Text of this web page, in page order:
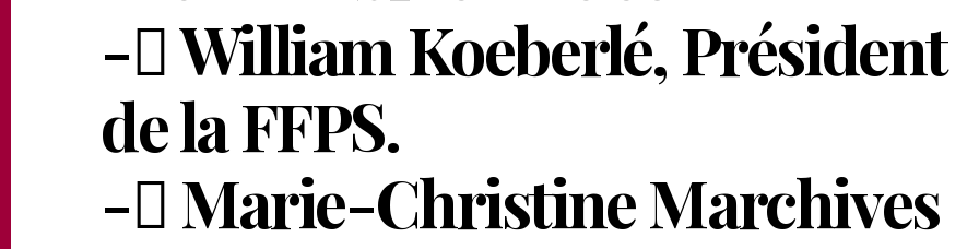
- William Koeberlé, Président
de la FFPS.
- Marie-Christine Marchives